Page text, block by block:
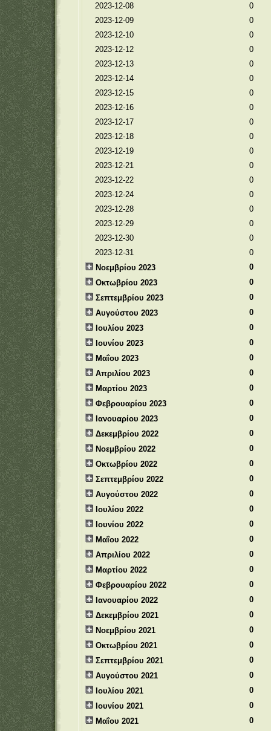
2023-12-08
0
2023-12-09
0
2023-12-10
0
2023-12-12
0
2023-12-13
0
2023-12-14
0
2023-12-15
0
2023-12-16
0
2023-12-17
0
2023-12-18
0
2023-12-19
0
2023-12-21
0
2023-12-22
0
2023-12-24
0
2023-12-28
0
2023-12-29
0
2023-12-30
0
2023-12-31
0
Νοεμβρίου 2023
0
Οκτωβρίου 2023
0
Σεπτεμβρίου 2023
0
Αυγούστου 2023
0
Ιουλίου 2023
0
Ιουνίου 2023
0
Μαΐου 2023
0
Απριλίου 2023
0
Μαρτίου 2023
0
Φεβρουαρίου 2023
0
Ιανουαρίου 2023
0
Δεκεμβρίου 2022
0
Νοεμβρίου 2022
0
Οκτωβρίου 2022
0
Σεπτεμβρίου 2022
0
Αυγούστου 2022
0
Ιουλίου 2022
0
Ιουνίου 2022
0
Μαΐου 2022
0
Απριλίου 2022
0
Μαρτίου 2022
0
Φεβρουαρίου 2022
0
Ιανουαρίου 2022
0
Δεκεμβρίου 2021
0
Νοεμβρίου 2021
0
Οκτωβρίου 2021
0
Σεπτεμβρίου 2021
0
Αυγούστου 2021
0
Ιουλίου 2021
0
Ιουνίου 2021
0
Μαΐου 2021
0